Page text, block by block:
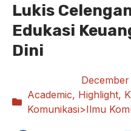
Lukis
Edukasi
Dini
Academic, Highlight,
Komunikasi>Ilmu